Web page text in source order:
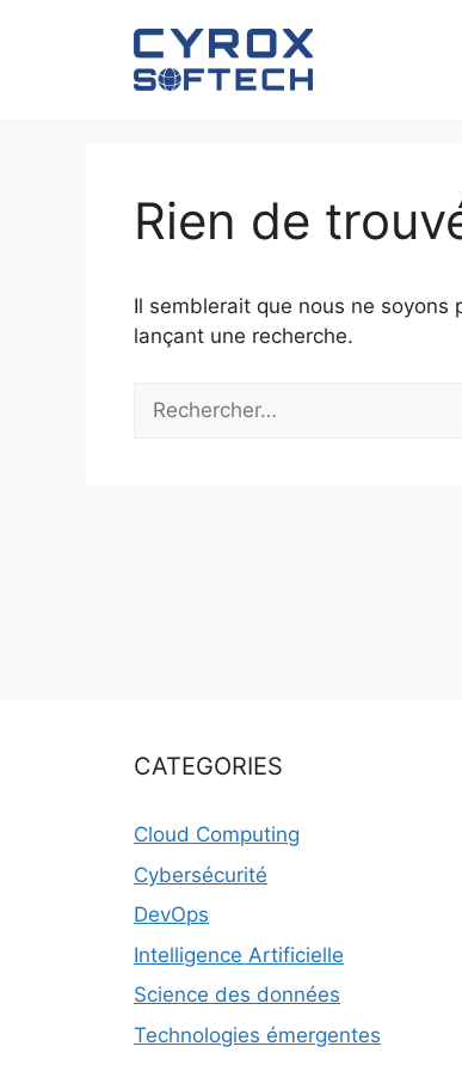
Rien de
Il semblerait que nous ne soyons
lançant une recherche.
CATEGORIES
Cloud Computing
Cybersécurité
DevOps
Intelligence Artificielle
Science des données
Technologies émergentes